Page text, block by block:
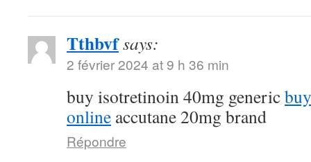
Tthbvfsays:
2 février 2024 at 9 h 36 min
buy isotretinoin 40mg generic
online accutane 20mg brand
Répondre